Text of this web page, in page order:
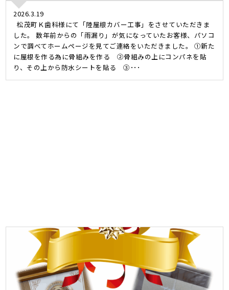
2026.3.19
松茂町Ｋ歯科様にて「陸屋根カバー工事」をさせていただきま
した。 数年前からの「雨漏り」が気になっていたお客様、パソコ
ンで調べてホームページを見てご連絡をいただきました。 ①新た
に屋根を作る為に骨組みを作る ②骨組みの上にコンパネを貼
り、その上から防水シートを貼る ③･･･